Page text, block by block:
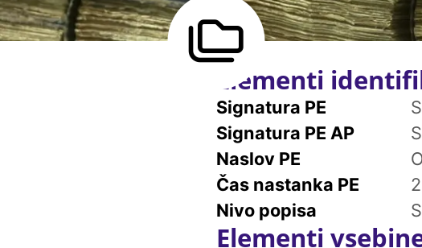
Elementi
Signatura PE
Signatura PE AP
Naslov PE
Čas nastanka PE
Nivo popisa
Elementi